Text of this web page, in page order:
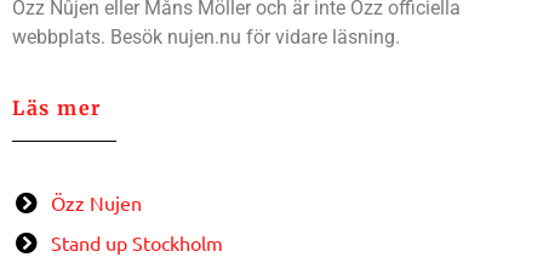
Özz Nûjen eller Måns Möller och är inte Özz officiella
webbplats. Besök nujen.nu för vidare läsning.
Läs mer
Özz Nujen
Stand up Stockholm